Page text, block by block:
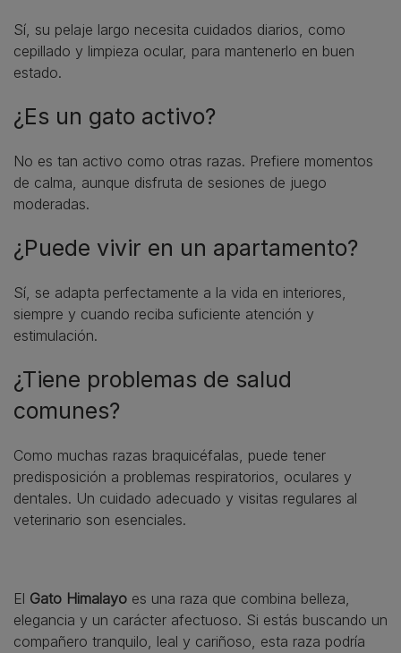
Sí, su pelaje largo necesita cuidados diarios, como
cepillado y limpieza ocular, para mantenerlo en buen
estado.
¿Es un gato activo?
No es tan activo como otras razas. Prefiere momentos
de calma, aunque disfruta de sesiones de juego
moderadas.
¿Puede vivir en un apartamento?
Sí, se adapta perfectamente a la vida en interiores,
siempre y cuando reciba suficiente atención y
estimulación.
¿Tiene problemas de salud
comunes?
Como muchas razas braquicéfalas, puede tener
predisposición a problemas respiratorios, oculares y
dentales. Un cuidado adecuado y visitas regulares al
veterinario son esenciales.
El Gato Himalayo es una raza que combina belleza,
elegancia y un carácter afectuoso. Si estás buscando un
compañero tranquilo, leal y cariñoso, esta raza podría